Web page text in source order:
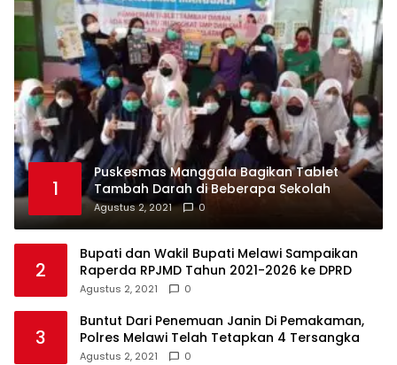
1
Puskesmas Manggala Bagikan Tablet
Tambah Darah di Beberapa Sekolah
Agustus 2, 2021 0
2
Bupati dan Wakil Bupati Melawi Sampaikan
Raperda RPJMD Tahun 2021-2026 ke DPRD
Agustus 2, 2021 0
3
Buntut Dari Penemuan Janin Di Pemakaman,
Polres Melawi Telah Tetapkan 4 Tersangka
Agustus 2, 2021 0